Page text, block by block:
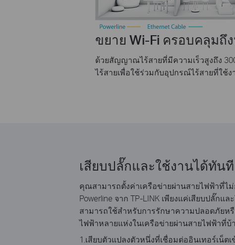
ขยาย Wi-Fi ครอบคลุมถึ
ด้วยสัญญาณไร้สายที่มีความเร็วสูงถึง
ไร้สายเพื่อใช้ร่วมกับอุปกรณ์ไร้สายที่ใ
เสียบปลั๊กและใช้งานได้ทันที
คุณสามารถตั้งค่าเครือข่ายผ่านสายไฟฟ้าที่ไ
Powerline จาก TP-LINK เพียงแค่เสียบปลั๊ก
สามารถใช้สำหรับการรักษาความปลอดภัยห
ไฟฟ้าหลายแห่งในเครือข่ายผ่านสายไฟฟ้าที่
1.เสียบตัวแปลงตัวหนึ่งที่เชื่อมต่ออินเทอร์เน็ต